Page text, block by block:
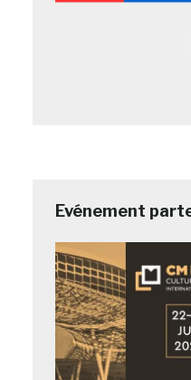
Evénement